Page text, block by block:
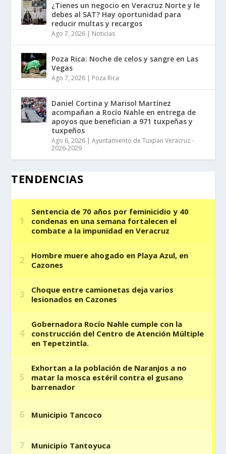
¿Tienes un negocio en Veracruz Norte y le
debes al SAT? Hay oportunidad para
reducir multas y recargos
Ago 7, 2026 | Noticias
Poza Rica: Noche de celos y sangre en Las
Vegas
Ago 7, 2026 | Poza Rica
Daniel Cortina y Marisol Martínez
acompañan a Rocío Nahle en entrega de
apoyos que benefician a 971 tuxpeñas y
tuxpeños
Ago 6, 2026 |Ayuntamiento de Tuxpan Veracruz -
2026-2029
TENDENCIAS